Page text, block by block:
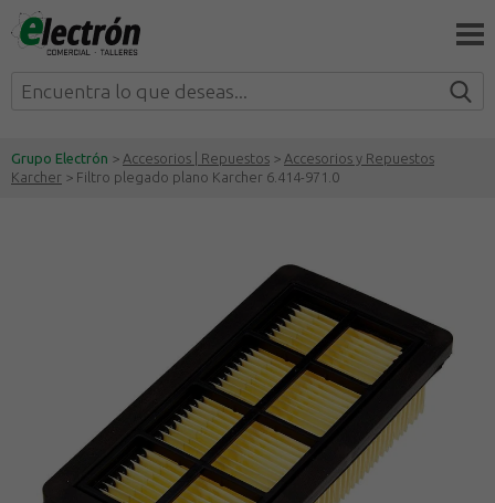
Grupo Electrón > Accesorios | Repuestos > Accesorios y Repuestos
Karcher > Filtro plegado plano Karcher 6.414-971.0